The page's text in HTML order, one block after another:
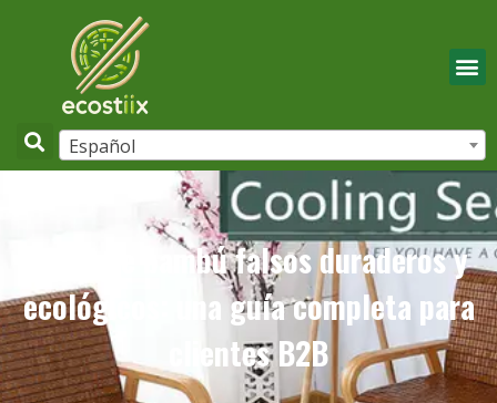
Español
Palos de bambú falsos duraderos y
ecológicos: una guía completa para
clientes B2B